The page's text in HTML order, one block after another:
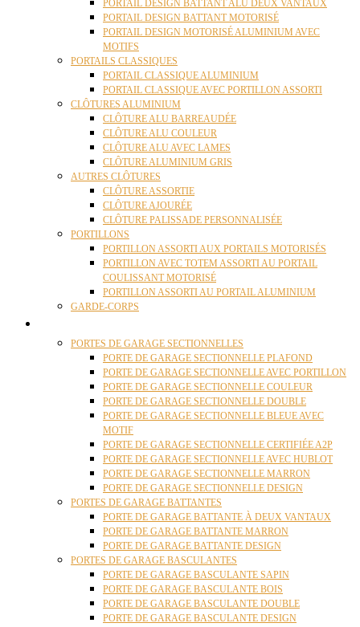
PORTAIL DESIGN BATTANT ALU DEUX VANTAUX
PORTAIL DESIGN BATTANT MOTORISÉ
PORTAIL DESIGN MOTORISÉ ALUMINIUM AVEC
MOTIFS
PORTAILS CLASSIQUES
PORTAIL CLASSIQUE ALUMINIUM
PORTAIL CLASSIQUE AVEC PORTILLON ASSORTI
CLÔTURES ALUMINIUM
CLÔTURE ALU BARREAUDÉE
CLÔTURE ALU COULEUR
CLÔTURE ALU AVEC LAMES
CLÔTURE ALUMINIUM GRIS
AUTRES CLÔTURES
CLÔTURE ASSORTIE
CLÔTURE AJOURÉE
CLÔTURE PALISSADE PERSONNALISÉE
PORTILLONS
PORTILLON ASSORTI AUX PORTAILS MOTORISÉS
PORTILLON AVEC TOTEM ASSORTI AU PORTAIL
COULISSANT MOTORISÉ
PORTILLON ASSORTI AU PORTAIL ALUMINIUM
GARDE-CORPS
PORTES DE GARAGE SECTIONNELLES
PORTE DE GARAGE SECTIONNELLE PLAFOND
PORTE DE GARAGE SECTIONNELLE AVEC PORTILLON
PORTE DE GARAGE SECTIONNELLE COULEUR
PORTE DE GARAGE SECTIONNELLE DOUBLE
PORTE DE GARAGE SECTIONNELLE BLEUE AVEC
MOTIF
PORTE DE GARAGE SECTIONNELLE CERTIFIÉE A2P
PORTE DE GARAGE SECTIONNELLE AVEC HUBLOT
PORTE DE GARAGE SECTIONNELLE MARRON
PORTE DE GARAGE SECTIONNELLE DESIGN
PORTES DE GARAGE BATTANTES
PORTE DE GARAGE BATTANTE À DEUX VANTAUX
PORTE DE GARAGE BATTANTE MARRON
PORTE DE GARAGE BATTANTE DESIGN
PORTES DE GARAGE BASCULANTES
PORTE DE GARAGE BASCULANTE SAPIN
PORTE DE GARAGE BASCULANTE BOIS
PORTE DE GARAGE BASCULANTE DOUBLE
PORTE DE GARAGE BASCULANTE DESIGN